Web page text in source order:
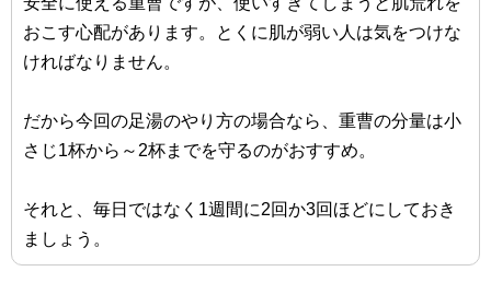
おこす心配があります。とくに肌が弱い人は気をつけな
ければなりません。
だから今回の足湯のやり方の場合なら、重曹の分量は小
さじ1杯から～2杯までを守るのがおすすめ。
それと、毎日ではなく1週間に2回か3回ほどにしておき
ましょう。